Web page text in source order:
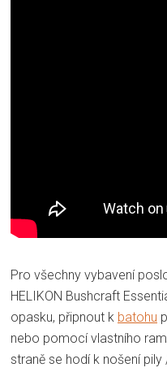
Pro všechny vybavení
HELIKON Bushcraft
opasku, připnout k batohu
nebo pomocí vlastního
straně se hodí k nošení